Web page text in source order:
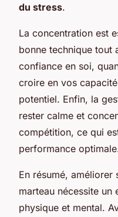
du stress.
La concentration est
bonne technique tout
confiance en soi,
croire en vos
potentiel. Enfin, la
rester calme et
compétition, ce qui
performance
En résumé, améliorer
marteau nécessite un
physique et mental.